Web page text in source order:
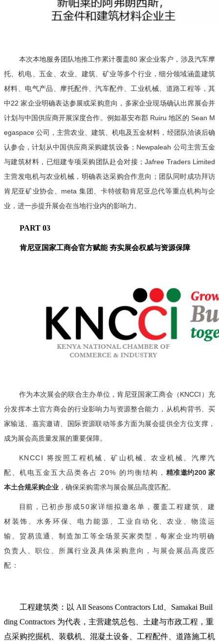
本次本地服务团队地推工作累计覆盖80 家企业客户，涉及汽车摩
托、机电、五金、农业、建筑、矿业等多个行业，细分领域涵盖建筑
材料、电气产品、摩托配件、汽车配件、工业机械、道路工程等，其
中22 家企业明确表达参展或采购意向，多家企业现场确认出席展会并
计划与中国供应商开展深度合作。例如基安布郡 Ruiru 地区的 Sean M
egaspace 公司，主营农业、建筑、机电及五金材料，经团队洽谈后确
认参会，计划从中国供应商采购建筑设备；Newpaleah 公司主营五金
与建筑材料，已组建专项采购团队赴会对接；Jafree Traders Limited
主营发电机与农业机械，明确表达采购合作意向；团队同时成功拜访
肯尼亚矿业协会、meta 集团、卡特彼勒肯尼亚总代等重点机构与企
业，进一步提升展会在当地行业内的影响力。
PART 03
肯尼亚国家工商会官方赋能 夯实展会权威与资源保障
作为本次展会的联合主办单位，肯尼亚国家工商会（KNCCI）充
分发挥本土官方商会的行业影响力与资源整合能力，从机构背书、买
家输送、嘉宾邀请、国际资源联动等多方面为展会提供全方位支撑，
成为展会高质量发展的重要保障。
KNCCI 将按照工程机械、矿山机械、农业机械、汽摩汽
配、机电五金五大品类各占 20% 的均衡结构， 精准邀约200 家
本土合规采购企业 ，确保采购需求与展会展品高度匹配。
目前，已初步形成50家详细拟邀名单，覆盖工程建筑、建
材装饰、水务环保、电力能源、工业自动化、农业、物流运
输、贸易流通、制造加工等全场景买家类型，每家企业均明确
负责人、职位、所属行业及具体采购意向，与展会展品高度匹
配：
工程建筑类：以 All Seasons Contractors Ltd、Samakai Buil
ding Contractors 为代表，主营建筑总包、土建与市政工程，重
点采购挖掘机、装载机、混凝土设备、工程配件、道路施工机